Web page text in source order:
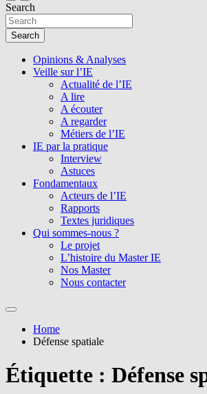
Search
Search
Opinions & Analyses
Veille sur l’IE
Actualité de l’IE
A lire
A écouter
A regarder
Métiers de l’IE
IE par la pratique
Interview
Astuces
Fondamentaux
Acteurs de l’IE
Rapports
Textes juridiques
Qui sommes-nous ?
Le projet
L’histoire du Master IE
Nos Master
Nous contacter
Home
Défense spatiale
Étiquette : Défense